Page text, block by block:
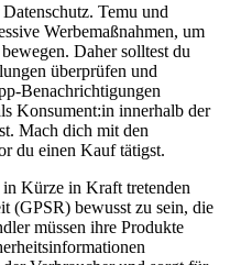
Temu und
Werbemaßnahmen, um
Daher solltest du
überprüfen und
Benachrichtigungen
Konsument:in innerhalb der
Mach dich mit den
du einen Kauf tätigst.
Kürze in Kraft tretenden
(GPSR) bewusst zu sein, die
müssen ihre Produkte